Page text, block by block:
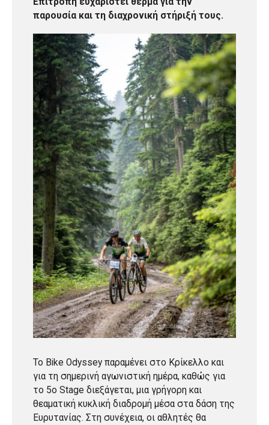
παρουσία και τη διαχρονική στήριξή τους.
Το Bike Odyssey παραμένει στο Κρίκελλο και
για τη σημερινή αγωνιστική ημέρα, καθώς για
το 5ο Stage διεξάγεται, μια γρήγορη και
θεαματική κυκλική διαδρομή μέσα στα δάση της
Ευρυτανίας. Στη συνέχεια, οι αθλητές θα